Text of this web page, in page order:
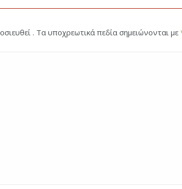
. Τα υποχρεωτικά πεδία σημειώνονται με